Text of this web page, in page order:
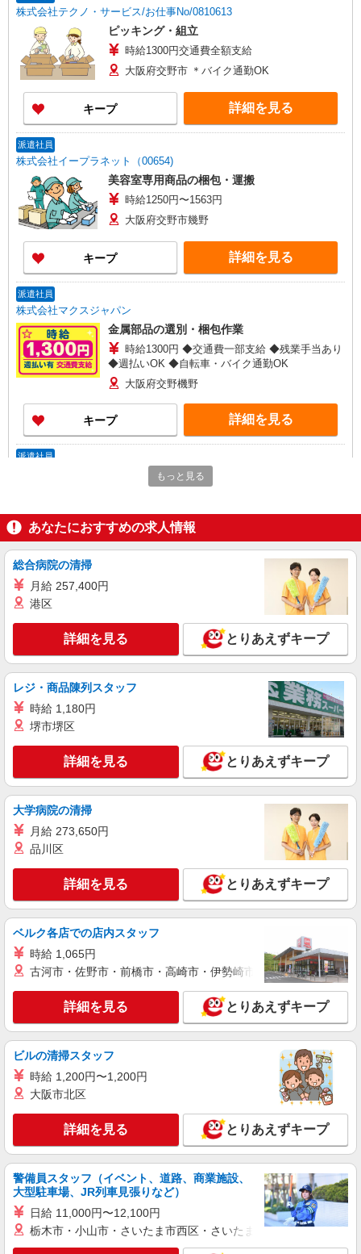
株式会社テクノ・サービス/お仕事No/0810613
ピッキング・組立
時給1300円交通費全額支給
大阪府交野市 ＊バイク通勤OK
キープ 詳細を見る
派遣社員
株式会社イープラネット（00654)
美容室専用商品の梱包・運搬
時給1250円〜1563円
大阪府交野市幾野
キープ 詳細を見る
派遣社員
株式会社マクスジャパン
金属部品の選別・梱包作業
時給1300円 ◆交通費一部支給 ◆残業手当あり
◆週払いOK ◆自転車・バイク通勤OK
大阪府交野機野
キープ 詳細を見る
派遣社員
株式会社グランド 大阪サービスステーション
<時給>1,240円 月収例：193,750円 （実働7.5
ｈ×20日+残業5ｈの場合） ＊交通費規定内支給
詳細を見る
もっと見る
あなたにおすすめの求人情報
総合病院の清掃
月給 257,400円
港区
詳細を見る とりあえずキープ
レジ・商品陳列スタッフ
時給 1,180円
堺市堺区
詳細を見る とりあえずキープ
大学病院の清掃
月給 273,650円
品川区
詳細を見る とりあえずキープ
ベルク各店での店内スタッフ
時給 1,065円
古河市・佐野市・前橋市・高崎市・伊勢崎市・太田市・館林市
詳細を見る とりあえずキープ
ビルの清掃スタッフ
時給 1,200円〜1,200円
大阪市北区
詳細を見る とりあえずキープ
警備員スタッフ（イベント、道路、商業施設、
大型駐車場、JR列車見張りなど）
日給 11,000円〜12,100円
栃木市・小山市・さいたま市西区・さいたま市岩槻区・久喜市・